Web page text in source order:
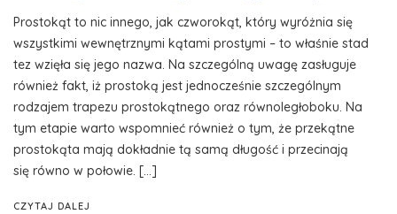
Prostokąt to nic innego, jak czworokąt, który wyróżnia się
wszystkimi wewnętrznymi kątami prostymi – to właśnie stad
tez wzięła się jego nazwa. Na szczególną uwagę zasługuje
również fakt, iż prostoką jest jednocześnie szczególnym
rodzajem trapezu prostokątnego oraz równoległoboku. Na
tym etapie warto wspomnieć również o tym, że przekątne
prostokąta mają dokładnie tą samą długość i przecinają
się równo w połowie. […]
CZYTAJ DALEJ